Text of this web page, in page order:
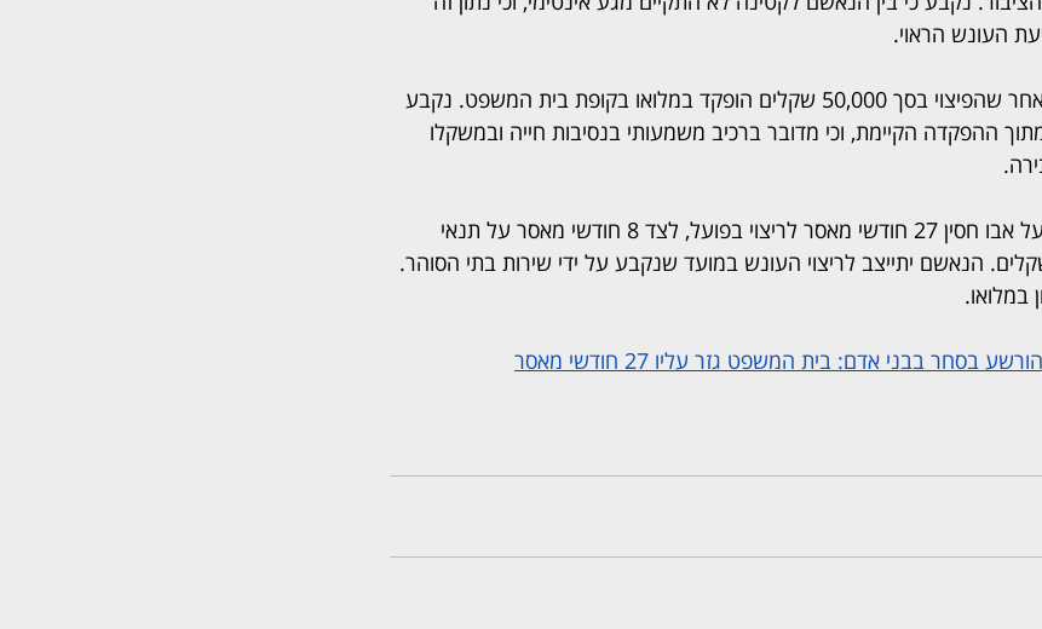
העונש הראוי.
רכיב הפיצוי הוגדר כמהותי, מאחר שהפיצוי בסך 50,000 שקלים הופקד במלואו בקופת בית המשפט. נקבע
ההפקדה הקיימת, וכי מדובר ברכיב משמעותי בנסיבות חייה ובמשקלו
בסיום הדיון גזר בית המשפט על אבו חסין 27 חודשי מאסר לריצוי בפועל, לצד 8 חודשי מאסר על תנאי
לקטינה בסך 50,000 שקלים. הנאשם יתייצב לריצוי העונש במועד שנקבע על ידי שירות בתי הסוהר.
במלואו.
בסחר בבני אדם: בית המשפט גזר עליו 27 חודשי מאסר